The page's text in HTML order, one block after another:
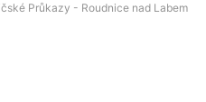
Průkazy - Roudnice nad Labem